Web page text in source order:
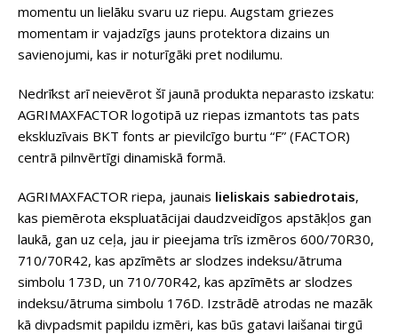
momentu un lielāku svaru uz riepu. Augstam griezes
momentam ir vajadzīgs jauns protektora dizains un
savienojumi, kas ir noturīgāki pret nodilumu.
Nedrīkst arī neievērot šī jaunā produkta neparasto izskatu:
AGRIMAXFACTOR logotipā uz riepas izmantots tas pats
ekskluzīvais BKT fonts ar pievilcīgo burtu “F” (FACTOR)
centrā pilnvērtīgi dinamiskā formā.
AGRIMAXFACTOR riepa, jaunais lieliskais sabiedrotais,
kas piemērota ekspluatācijai daudzveidīgos apstākļos gan
laukā, gan uz ceļa, jau ir pieejama trīs izmēros 600/70R30,
710/70R42, kas apzīmēts ar slodzes indeksu/ātruma
simbolu 173D, un 710/70R42, kas apzīmēts ar slodzes
indeksu/ātruma simbolu 176D. Izstrādē atrodas ne mazāk
kā divpadsmit papildu izmēri, kas būs gatavi laišanai tirgū